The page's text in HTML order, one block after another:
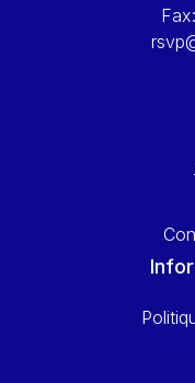
Yossi Beillin
Yves
Fax: